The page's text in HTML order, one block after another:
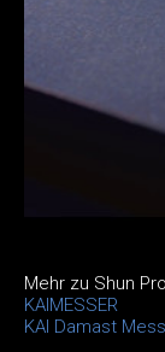
Mehr zu Shun
KAIMESSER
KAI Damast